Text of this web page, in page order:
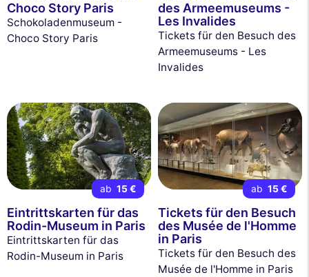
Choco Story Paris
Schokoladenmuseum -
Choco Story Paris
des Armeemuseums -
Les Invalides
Tickets für den Besuch des
Armeemuseums - Les
Invalides
ab 15 €
Eintrittskarten für das
Rodin-Museum in Paris
Eintrittskarten für das
Rodin-Museum in Paris
ab 15 €
Tickets für den Besuch
des Musée de l'Homme
in Paris
Tickets für den Besuch des
Musée de l'Homme in Paris